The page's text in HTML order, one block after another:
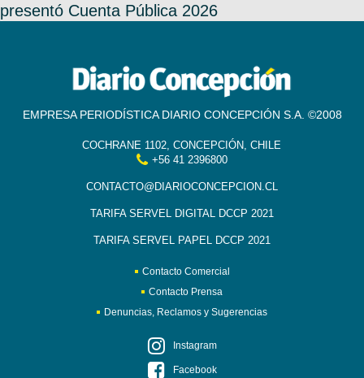
presentó Cuenta Pública 2026
EMPRESA PERIODÍSTICA DIARIO CONCEPCIÓN S.A. ©2008
COCHRANE 1102, CONCEPCIÓN, CHILE
+56 41 2396800
CONTACTO@DIARIOCONCEPCION.CL
TARIFA SERVEL DIGITAL DCCP 2021
TARIFA SERVEL PAPEL DCCP 2021
Contacto Comercial
Contacto Prensa
Denuncias, Reclamos y Sugerencias
Instagram
Facebook